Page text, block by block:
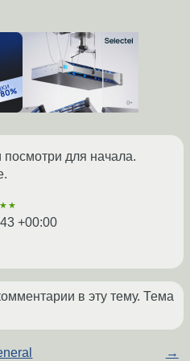
посмотри для начала.
+00:00
в эту тему. Тема
→